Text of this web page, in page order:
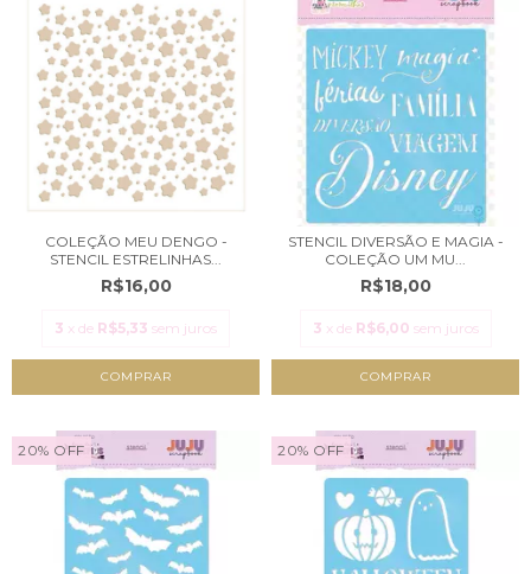
COLEÇÃO MEU DENGO -
STENCIL ESTRELINHAS...
R$16,00
3 x de R$5,33 sem juros
STENCIL DIVERSÃO E MAGIA -
COLEÇÃO UM MU...
R$18,00
3 x de R$6,00 sem juros
20% OFF 20% OFF